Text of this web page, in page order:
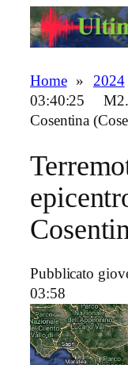
Home» 2024
03:40:25
Cosentina
Pubblicato
03:58